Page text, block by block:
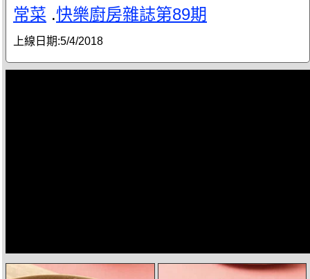
常菜 .快樂廚房雜誌第89期
上線日期:5/4/2018